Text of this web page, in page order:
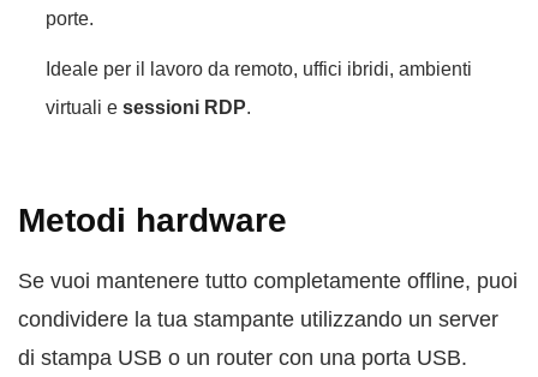
porte.
Ideale per il lavoro da remoto, uffici ibridi, ambienti
virtuali e sessioni RDP.
Metodi hardware
Se vuoi mantenere tutto completamente offline, puoi
condividere la tua stampante utilizzando un server
di stampa USB o un router con una porta USB.